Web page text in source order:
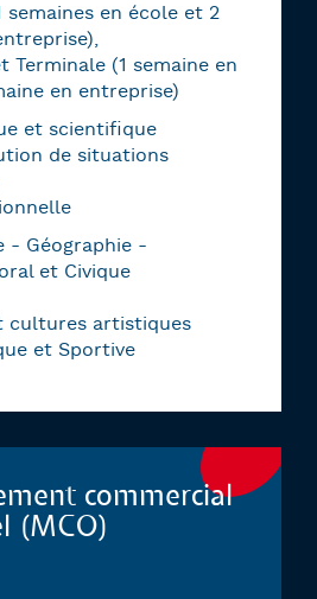
semaines en école et 2
Terminale (1 semaine en
en entreprise)
et scientifique
de situations
- Géographie -
et Civique
cultures artistiques
et Sportive
commercial
(MCO)